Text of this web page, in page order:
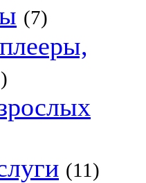
(7)
(11)